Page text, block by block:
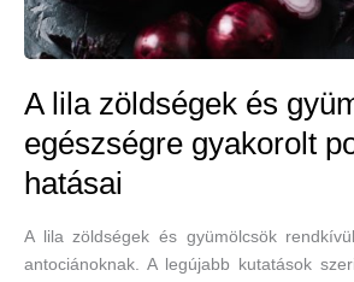
A lila zöldségek és
egészségre gyakorolt
hatásai
A lila zöldségek és gyümölcsök
antociánoknak. A legújabb kutatások